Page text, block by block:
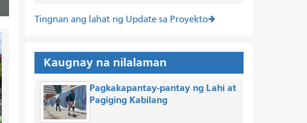
Tingnan ang lahat ng Update sa Proyekto
Kaugnay na nilalaman
Pagkakapantay-pantay ng Lahi at
Pagiging Kabilang